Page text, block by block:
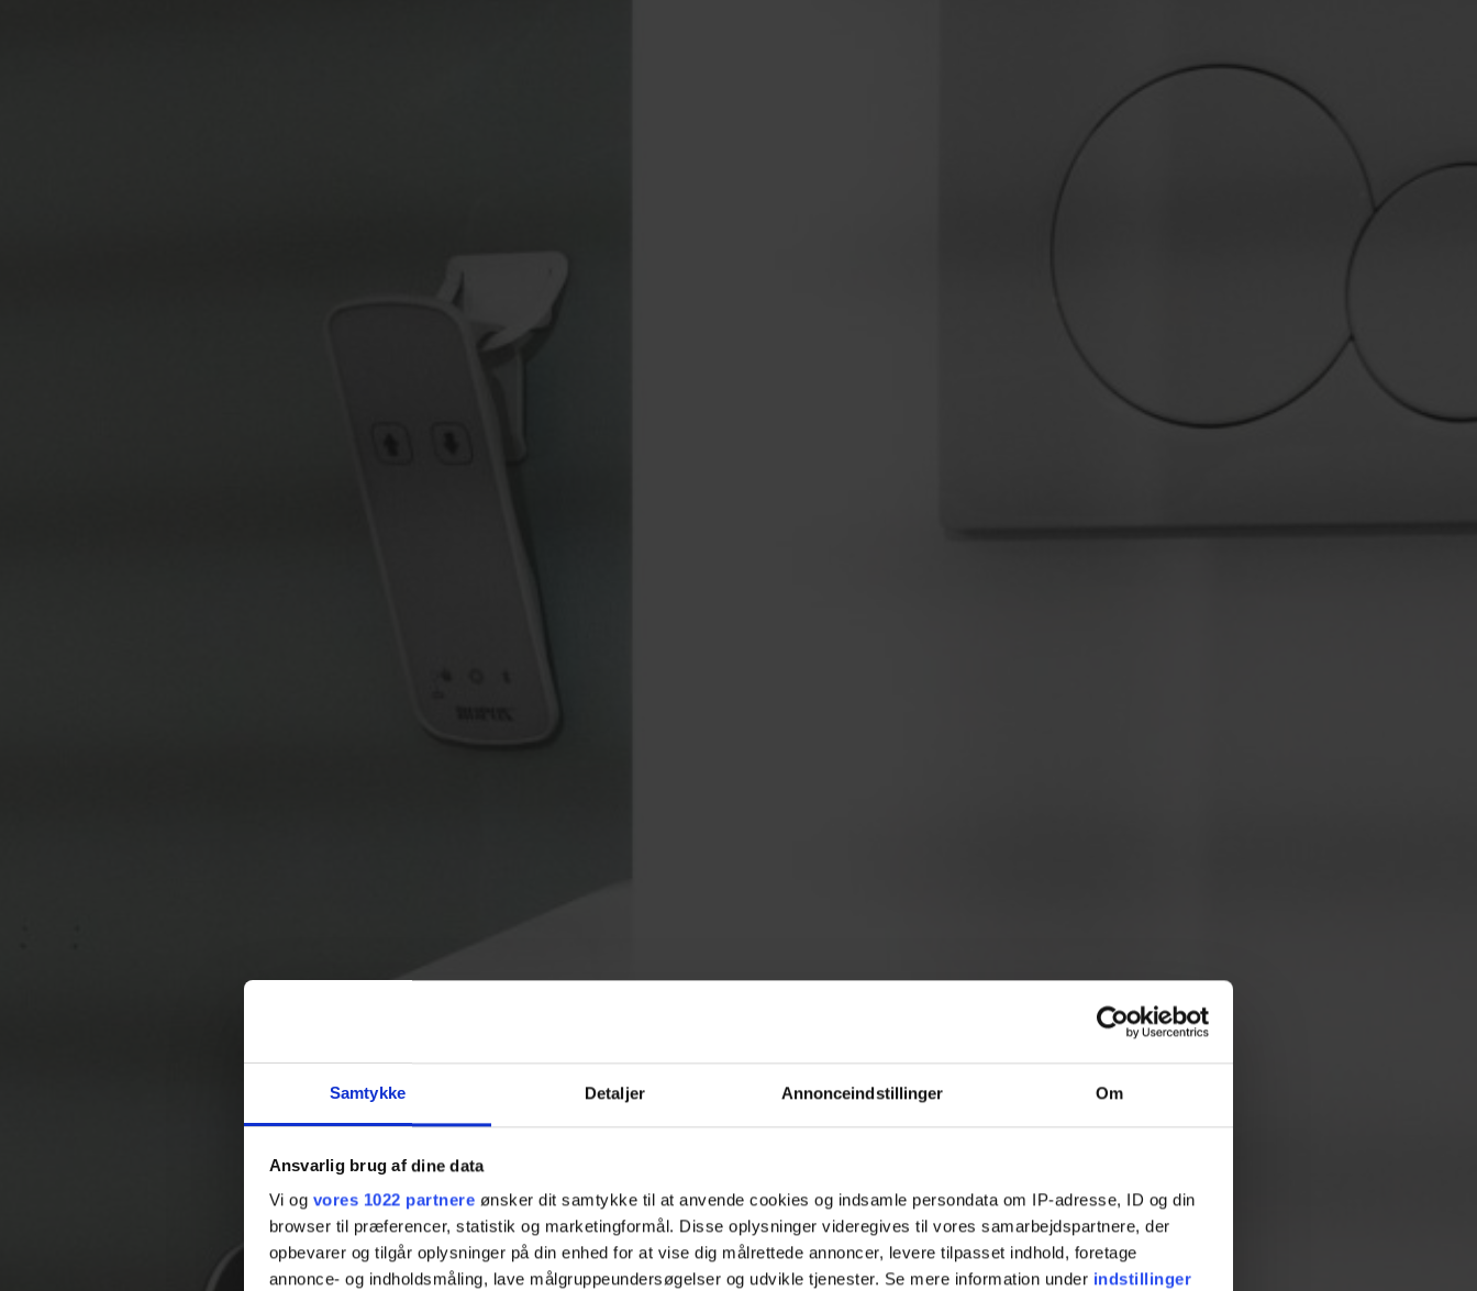
Samtykke Detaljer Annonceindstillinger Om
Ansvarlig brug af dine data
Vi og vores 1022 partnere ønsker dit samtykke til at anvende cookies og indsamle persondata om IP-adresse, ID og din
browser til præferencer, statistik og marketingformål. Disse oplysninger videregives til vores samarbejdspartnere, der
opbevarer og tilgår oplysninger på din enhed for at vise dig målrettede annoncer, levere tilpasset indhold, foretage
annonce- og indholdsmåling, lave målgruppeundersøgelser og udvikle tjenester. Se mere information under indstillinger